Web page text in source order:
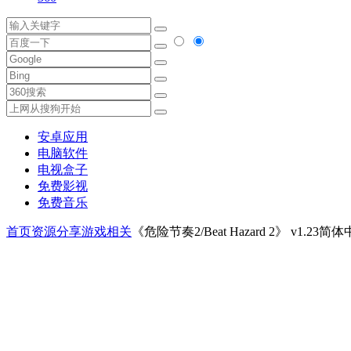
安卓应用
电脑软件
电视盒子
免费影视
免费音乐
首页资源分享游戏相关 《危险节奏2/Beat Hazard 2》 v1.23简体